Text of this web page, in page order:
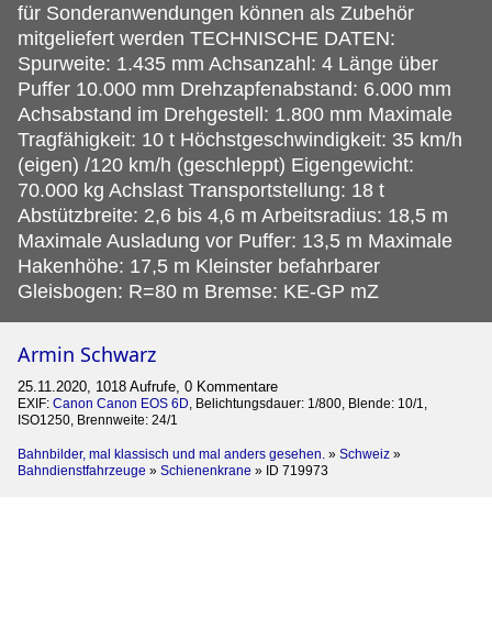
für Sonderanwendungen können als Zubehör
mitgeliefert werden TECHNISCHE DATEN:
Spurweite: 1.435 mm Achsanzahl: 4 Länge über
Puffer 10.000 mm Drehzapfenabstand: 6.000 mm
Achsabstand im Drehgestell: 1.800 mm Maximale
Tragfähigkeit: 10 t Höchstgeschwindigkeit: 35 km/h
(eigen) /120 km/h (geschleppt) Eigengewicht:
70.000 kg Achslast Transportstellung: 18 t
Abstützbreite: 2,6 bis 4,6 m Arbeitsradius: 18,5 m
Maximale Ausladung vor Puffer: 13,5 m Maximale
Hakenhöhe: 17,5 m Kleinster befahrbarer
Gleisbogen: R=80 m Bremse: KE-GP mZ
Armin Schwarz
25.11.2020, 1018 Aufrufe, 0 Kommentare
EXIF: Canon Canon EOS 6D, Belichtungsdauer: 1/800, Blende: 10/1,
ISO1250, Brennweite: 24/1
Bahnbilder, mal klassisch und mal anders gesehen. » Schweiz »
Bahndienstfahrzeuge » Schienenkrane » ID 719973